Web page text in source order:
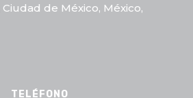
de México, México,
TELÉFONO